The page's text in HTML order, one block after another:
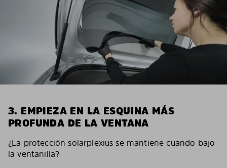
3. EMPIEZA EN LA ESQUINA MÁS
PROFUNDA DE LA VENTANA
¿La protección solarplexius se mantiene cuando bajo
la ventanilla?